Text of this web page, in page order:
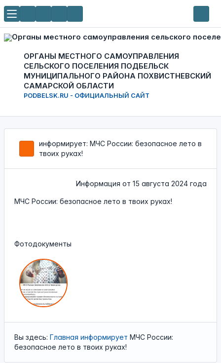
ОРГАНЫ МЕСТНОГО САМОУПРАВЛЕНИЯ
СЕЛЬСКОГО ПОСЕЛЕНИЯ ПОДБЕЛЬСК
МУНИЦИПАЛЬНОГО РАЙОНА ПОХВИСТНЕВСКИЙ
САМАРСКОЙ ОБЛАСТИ
PODBELSK.RU - ОФИЦИАЛЬНЫЙ САЙТ
информирует: МЧС России: безопасное лето в
твоих руках!
Информация от 15 августа 2024 года
МЧС России: безопасное лето в твоих руках!
Фотодокументы
Вы здесь: Главная информирует МЧС России:
безопасное лето в твоих руках!